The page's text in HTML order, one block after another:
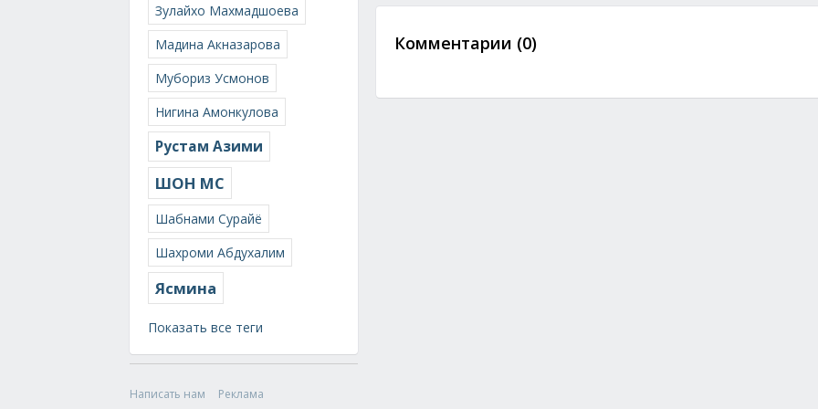
Зулайхо Махмадшоева
Мадина Акназарова
Мубориз Усмонов
Нигина Амонкулова
Рустам Азими
ШОН МС
Шабнами Сурайё
Шахроми Абдухалим
Ясмина
Показать все теги
Написать нам
Реклама
Комментарии (0)